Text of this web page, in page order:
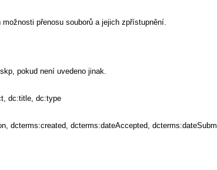
přenosu souborů a jejich zpřístupnění.
pokud není uvedeno jinak.
dc:title, dc:type
dcterms:created, dcterms:dateAccepted,